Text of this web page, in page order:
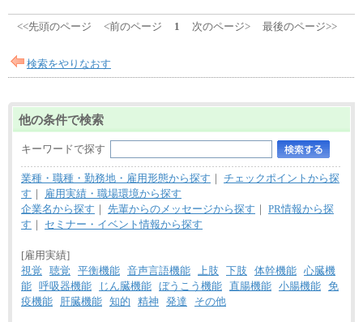
<<先頭のページ <前のページ 1 次のページ> 最後のページ>>
検索をやりなおす
他の条件で検索
キーワードで探す
業種・職種・勤務地・雇用形態から探す ｜ チェックポイントから探
す ｜
雇用実績・職場環境から探す
企業名から探す ｜ 先輩からのメッセージから探す ｜ PR情報から探
す ｜ セミナー・イベント情報から探す
[雇用実績]
視覚
聴覚 平衡機能 音声言語機能 上肢 下肢 体幹機能 心臓機
能 呼吸器機能 じん臓機能 ぼうこう機能 直腸機能 小腸機能 免
疫機能
肝臓機能 知的 精神 発達 その他